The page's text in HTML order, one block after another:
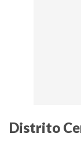
Distrito